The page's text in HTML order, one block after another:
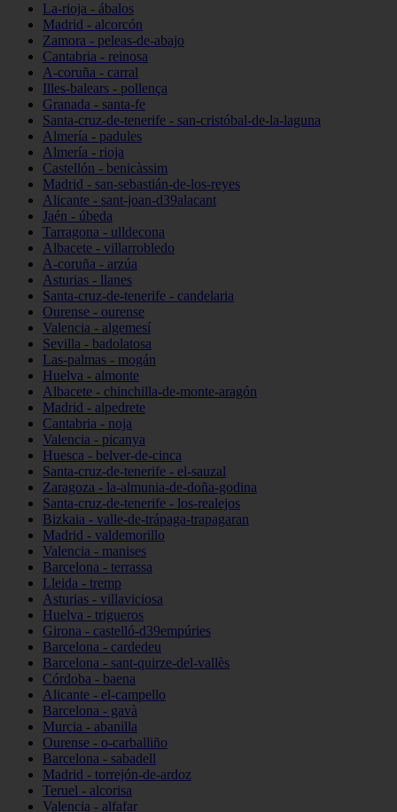
La-rioja - ábalos
Madrid - alcorcón
Zamora - peleas-de-abajo
Cantabria - reinosa
A-coruña - carral
Illes-balears - pollença
Granada - santa-fe
Santa-cruz-de-tenerife - san-cristóbal-de-la-laguna
Almería - padules
Almería - rioja
Castellón - benicàssim
Madrid - san-sebastián-de-los-reyes
Alicante - sant-joan-d39alacant
Jaén - úbeda
Tarragona - ulldecona
Albacete - villarrobledo
A-coruña - arzúa
Asturias - llanes
Santa-cruz-de-tenerife - candelaria
Ourense - ourense
Valencia - algemesí
Sevilla - badolatosa
Las-palmas - mogán
Huelva - almonte
Albacete - chinchilla-de-monte-aragón
Madrid - alpedrete
Cantabria - noja
Valencia - picanya
Huesca - belver-de-cinca
Santa-cruz-de-tenerife - el-sauzal
Zaragoza - la-almunia-de-doña-godina
Santa-cruz-de-tenerife - los-realejos
Bizkaia - valle-de-trápaga-trapagaran
Madrid - valdemorillo
Valencia - manises
Barcelona - terrassa
Lleida - tremp
Asturias - villaviciosa
Huelva - trigueros
Girona - castelló-d39empúries
Barcelona - cardedeu
Barcelona - sant-quirze-del-vallès
Córdoba - baena
Alicante - el-campello
Barcelona - gavà
Murcia - abanilla
Ourense - o-carballiño
Barcelona - sabadell
Madrid - torrejón-de-ardoz
Teruel - alcorisa
Valencia - alfafar